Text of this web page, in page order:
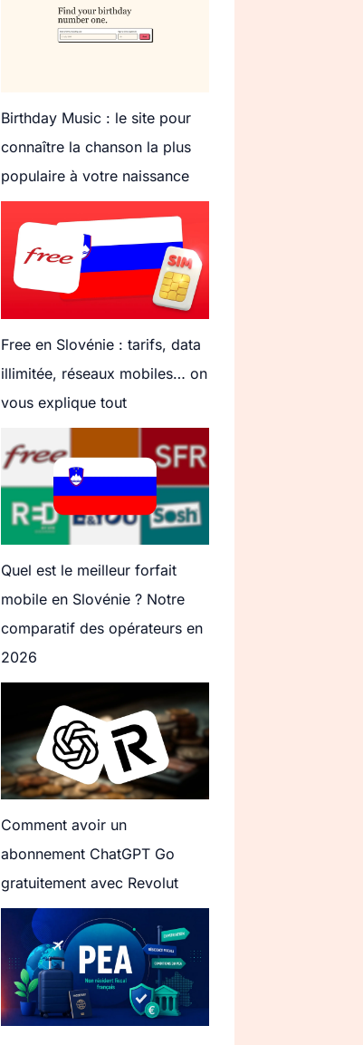
Birthday Music : le site pour
connaître la chanson la plus
populaire à votre naissance
Free en Slovénie : tarifs, data
illimitée, réseaux mobiles… on
vous explique tout
Quel est le meilleur forfait
mobile en Slovénie ? Notre
comparatif des opérateurs en
2026
Comment avoir un
abonnement ChatGPT Go
gratuitement avec Revolut